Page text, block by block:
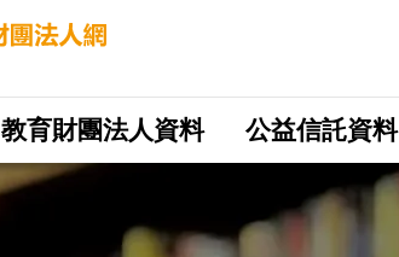
教育財團法人資料 公益信託資料